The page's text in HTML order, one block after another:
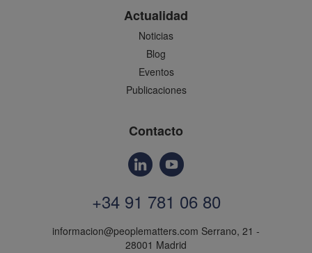
Actualidad
Noticias
Blog
Eventos
Publicaciones
Contacto
+34 91 781 06 80
informacion@peoplematters.com Serrano, 21 -
28001 Madrid